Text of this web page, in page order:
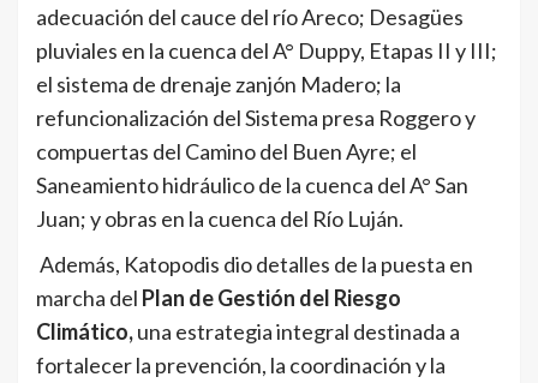
adecuación del cauce del río Areco; Desagües
pluviales en la cuenca del A° Duppy, Etapas II y III;
el sistema de drenaje zanjón Madero; la
refuncionalización del Sistema presa Roggero y
compuertas del Camino del Buen Ayre; el
Saneamiento hidráulico de la cuenca del A° San
Juan; y obras en la cuenca del Río Luján.
Además, Katopodis dio detalles de la puesta en
marcha del Plan de Gestión del Riesgo
Climático,una estrategia integral destinada a
fortalecer la prevención, la coordinación y la